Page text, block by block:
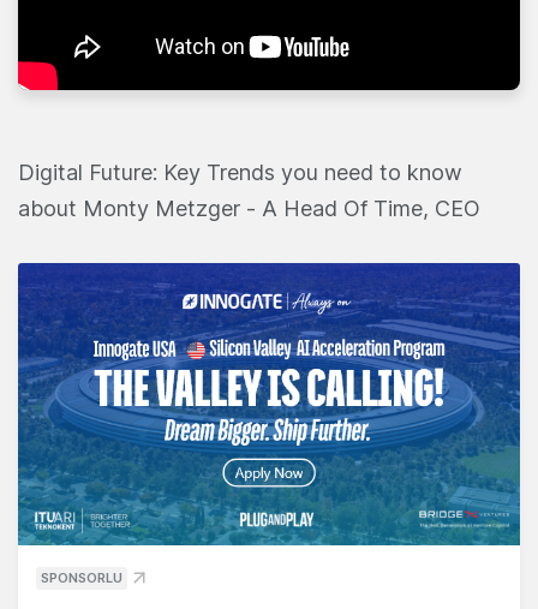
Digital Future: Key Trends you need to know
about Monty Metzger - A Head Of Time, CEO
SPONSORLU